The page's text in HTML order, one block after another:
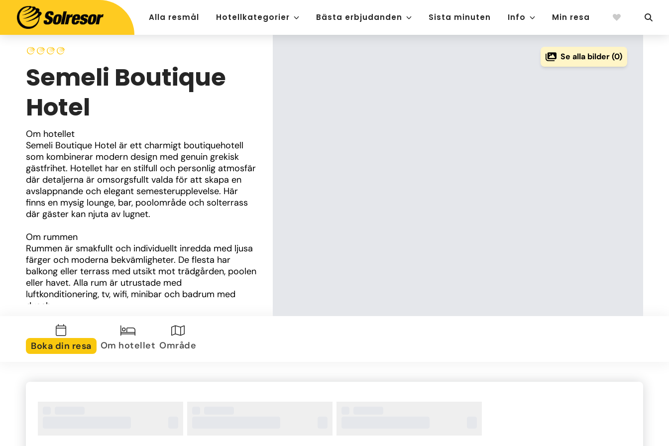
Alla resmål Hotellkategorier Bästa erbjudanden Sista minuten Info Min resa
Semeli Boutique
Hotel
Om hotellet
Semeli Boutique Hotel är ett charmigt boutiquehotell
som kombinerar modern design med genuin grekisk
gästfrihet. Hotellet har en stilfull och personlig atmosfär
där detaljerna är omsorgsfullt valda för att skapa en
avslappnande och elegant semesterupplevelse. Här
finns en mysig lounge, bar, poolområde och solterrass
där gäster kan njuta av lugnet.
Om rummen
Rummen är smakfullt och individuellt inredda med ljusa
färger och moderna bekvämligheter. De flesta har
balkong eller terrass med utsikt mot trädgården, poolen
eller havet. Alla rum är utrustade med
luftkonditionering, tv, wifi, minibar och badrum med
dusch.
Om området
Hotellet ligger i närheten av den populära orten Kokkari,
en av Samos mest omtyckta byar. Här finns charmiga
Se alla bilder (0)
Boka din resa Om hotellet Område